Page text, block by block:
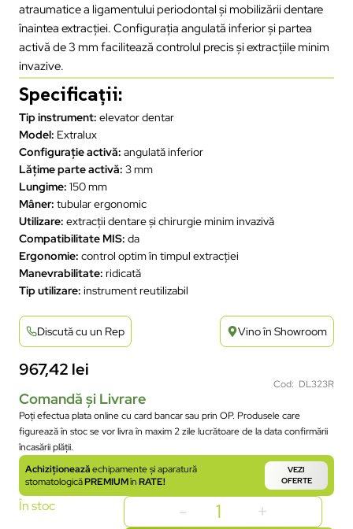
atraumatice a ligamentului periodontal și mobilizării dentare
înaintea extracției. Configurația angulată inferior și partea
activă de 3 mm facilitează controlul precis și extracțiile minim
invazive.
Specificații:
Tip instrument: elevator dentar
Model: Extralux
Configurație activă: angulată inferior
Lățime parte activă: 3 mm
Lungime: 150 mm
Mâner: tubular ergonomic
Utilizare: extracții dentare și chirurgie minim invazivă
Compatibilitate MIS: da
Ergonomie: control optim în timpul extracției
Manevrabilitate: ridicată
Tip utilizare: instrument reutilizabil
Discută cu un Rep Vino în Showroom
967,42 lei
Cod: DL323R
Comandă și Livrare
Poți efectua plata online cu card bancar sau prin OP. Produsele care
figurează în stoc se vor livra în maxim 2 zile lucrătoare de la data confirmării
încasării plății.
Achiziționeazăechipamente și aparatură
stomatologicăPREMIUMînRATE!
VEZI
OFERTE
În stoc